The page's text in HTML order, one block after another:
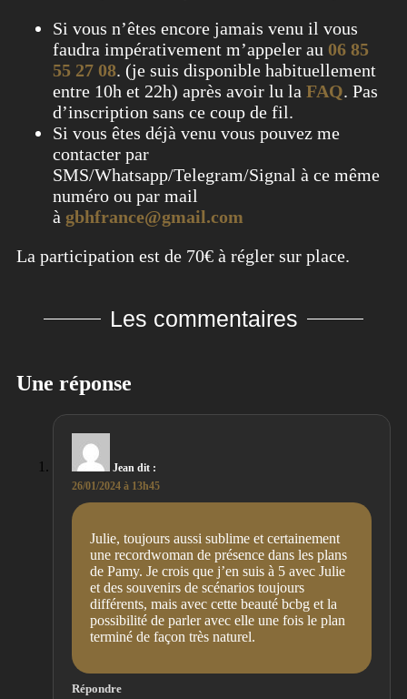
Si vous n’êtes encore jamais venu il vous
faudra impérativement m’appeler au 06 85
55 27 08. (je suis disponible habituellement
entre 10h et 22h) après avoir lu la FAQ. Pas
d’inscription sans ce coup de fil.
Si vous êtes déjà venu vous pouvez me
contacter par
SMS/Whatsapp/Telegram/Signal à ce même
numéro ou par mail
à gbhfrance@gmail.com
La participation est de 70€ à régler sur place.
Les commentaires
Une réponse
Jean dit :
26/01/2024 à 13h45
Julie, toujours aussi sublime et certainement
une recordwoman de présence dans les plans
de Pamy. Je crois que j’en suis à 5 avec Julie
et des souvenirs de scénarios toujours
différents, mais avec cette beauté bcbg et la
possibilité de parler avec elle une fois le plan
terminé de façon très naturel.
Répondre